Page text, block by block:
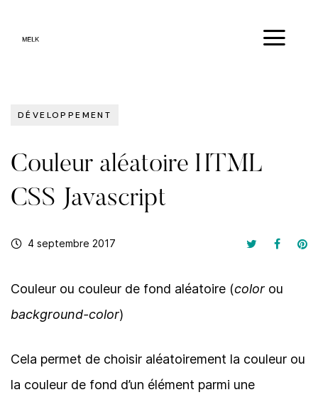
DÉVELOPPEMENT
Couleur aléatoire HTML
CSS Javascript
4 septembre 2017
Couleur ou couleur de fond aléatoire (color ou
background-color)
Cela permet de choisir aléatoirement la couleur ou
la couleur de fond d’un élément parmi une